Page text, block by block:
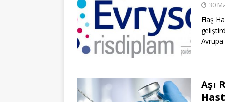
30
Flaş
Avrupa
Aşı